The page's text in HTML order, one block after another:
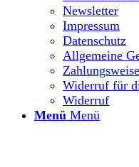
Newsletter
Impressum
Datenschutz
Allgemeine
Widerruf für
Widerruf
Menü Menü